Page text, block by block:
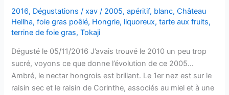
2016, Dégustations /xav/ 2005,apéritif, blanc,Château
Hellha,foie gras poêlé, Hongrie, liquoreux,tarte aux fruits,
terrine de foie gras,Tokaji
Dégusté le 05/11/2016 J’avais trouvé le 2010 un peu trop
sucré, voyons ce que donne l’évolution de ce 2005…
Ambré, le nectar hongrois est brillant. Le 1er nez est sur le
raisin sec et le raisin de Corinthe, associés au miel et à une